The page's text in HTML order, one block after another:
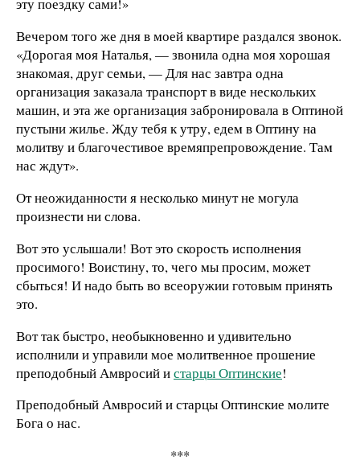
эту поездку сами!»
Вечером того же дня в моей квартире раздался звонок.
«Дорогая моя Наталья, — звонила одна моя хорошая
знакомая, друг семьи, — Для нас завтра одна
организация заказала транспорт в виде нескольких
машин, и эта же организация забронировала в Оптиной
пустыни жилье. Жду тебя к утру, едем в Оптину на
молитву и благочестивое времяпрепровождение. Там
нас ждут».
От неожиданности я несколько минут не могула
произнести ни слова.
Вот это услышали! Вот это скорость исполнения
просимого! Воистину, то, чего мы просим, может
сбыться! И надо быть во всеоружии готовым принять
это.
Вот так быстро, необыкновенно и удивительно
исполнили и управили мое молитвенное прошение
преподобный Амвросий истарцы Оптинские!
Преподобный Амвросий и старцы Оптинские молите
Бога о нас.
***